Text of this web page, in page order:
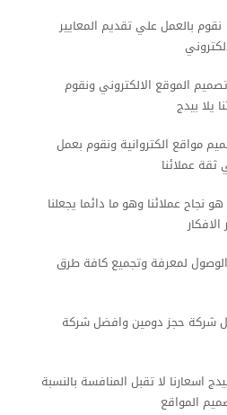
بالعمل علي تقديم المعايير
الموقع الالكتروني ونقوم
يلا بيدج
مواقع الكتروانية ونقوم بعمل
عملائنا
هو نجاح عملائنا وهو ما دائما يجعلنا
لمعرفة وتجميع كافة طرق
شركة حجز دومين وافضل شركة
اسعارنا لا تقبل المنافسة بالنسبة
المواقع